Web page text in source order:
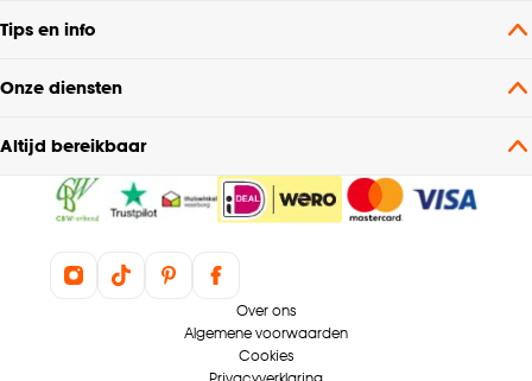
Tips en info
Onze diensten
Altijd bereikbaar
Over ons
Algemene voorwaarden
Cookies